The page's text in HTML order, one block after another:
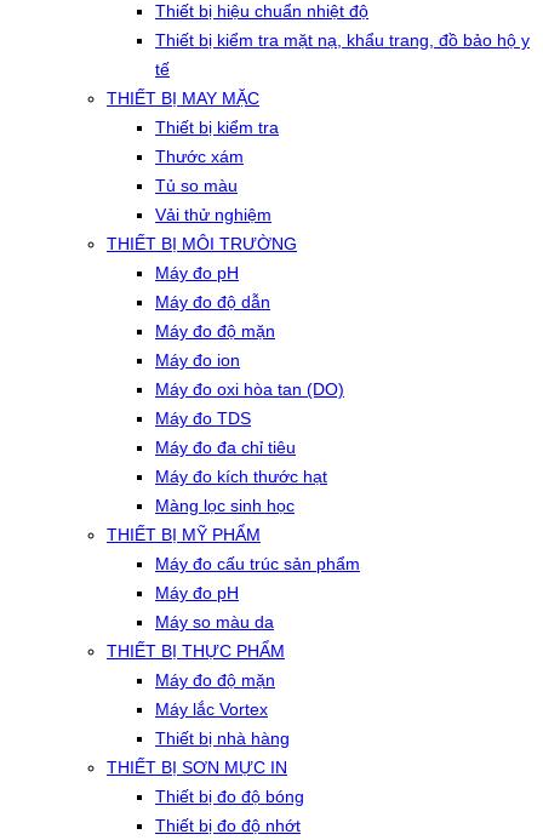
Thiết bị hiệu chuẩn nhiệt độ
Thiết bị kiểm tra mặt nạ, khẩu trang, đồ bảo hộ y
tế
THIẾT BỊ MAY MẶC
Thiết bị kiểm tra
Thước xám
Tủ so màu
Vải thử nghiệm
THIẾT BỊ MÔI TRƯỜNG
Máy đo pH
Máy đo độ dẫn
Máy đo độ mặn
Máy đo ion
Máy đo oxi hòa tan (DO)
Máy đo TDS
Máy đo đa chỉ tiêu
Máy đo kích thước hạt
Màng lọc sinh học
THIẾT BỊ MỸ PHẨM
Máy đo cấu trúc sản phẩm
Máy đo pH
Máy so màu da
THIẾT BỊ THỰC PHẨM
Máy đo độ mặn
Máy lắc Vortex
Thiết bị nhà hàng
THIẾT BỊ SƠN MỰC IN
Thiết bị đo độ bóng
Thiết bị đo độ nhớt